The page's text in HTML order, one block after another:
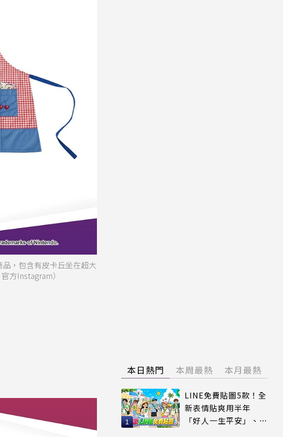
，包含有皮卡丘坐在超大
方Instagram）
本日熱門 本周最熱 本月最熱
LINE免費貼圖5款！全
新表情貼爽用半年
「好人一生平安」、